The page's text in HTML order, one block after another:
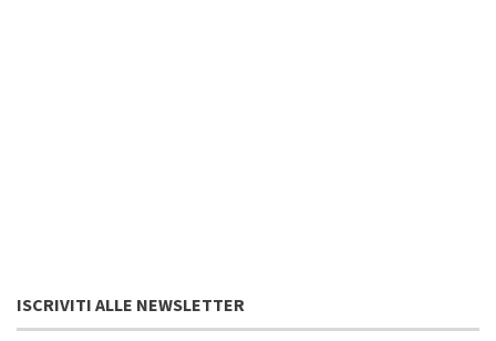
ISCRIVITI ALLE NEWSLETTER